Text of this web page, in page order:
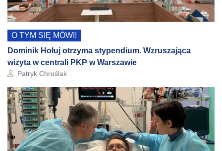
O TYM SIĘ MÓWI!
Dominik Hołuj otrzyma stypendium. Wzruszająca
wizyta w centrali PKP w Warszawie
Autor artykułu:
Patryk Chruślak